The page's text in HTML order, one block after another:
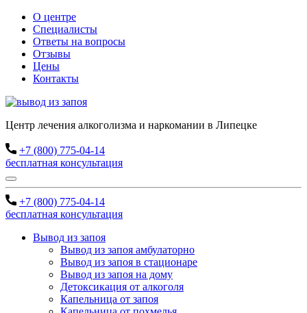
О центре
Специалисты
Ответы на вопросы
Отзывы
Цены
Контакты
Центр лечения алкоголизма и наркомании в Липецке
+7 (800) 775-04-14
бесплатная консультация
+7 (800) 775-04-14
бесплатная консультация
Вывод из запоя
Вывод из запоя амбулаторно
Вывод из запоя в стационаре
Вывод из запоя на дому
Детоксикация от алкоголя
Капельница от запоя